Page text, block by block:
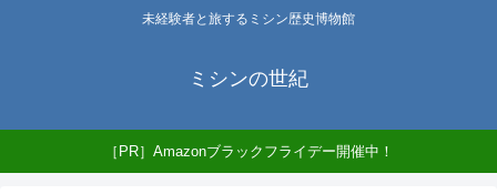
未経験者と旅するミシン歴史博物館
ミシンの世紀
［PR］Amazonブラックフライデー開催中！